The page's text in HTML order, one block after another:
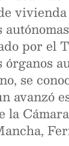
por el
órganos
se
avanzó
la